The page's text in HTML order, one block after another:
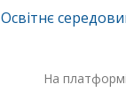
Освітнє
На